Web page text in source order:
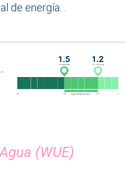
de energía. .
(WUE)